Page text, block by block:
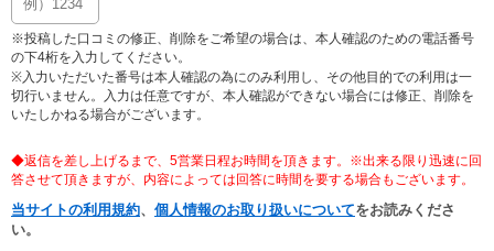
※投稿した口コミの修正、削除をご希望の場合は、本人確認のための電話番号
の下4桁を入力してください。
※入力いただいた番号は本人確認の為にのみ利用し、その他目的での利用は一
切行いません。入力は任意ですが、本人確認ができない場合には修正、削除を
いたしかねる場合がございます。
◆返信を差し上げるまで、5営業日程お時間を頂きます。※出来る限り迅速に回
答させて頂きますが、内容によっては回答に時間を要する場合もございます。
当サイトの利用規約、 個人情報のお取り扱いについてをお読みくださ
い。